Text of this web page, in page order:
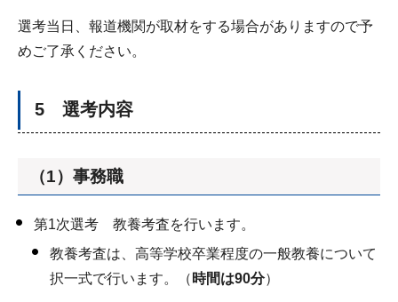
選考当日、報道機関が取材をする場合がありますので予
めご了承ください。
5 選考内容
（1）事務職
第1次選考 教養考査を行います。
教養考査は、高等学校卒業程度の一般教養について
択一式で行います。（ 時間は90分）